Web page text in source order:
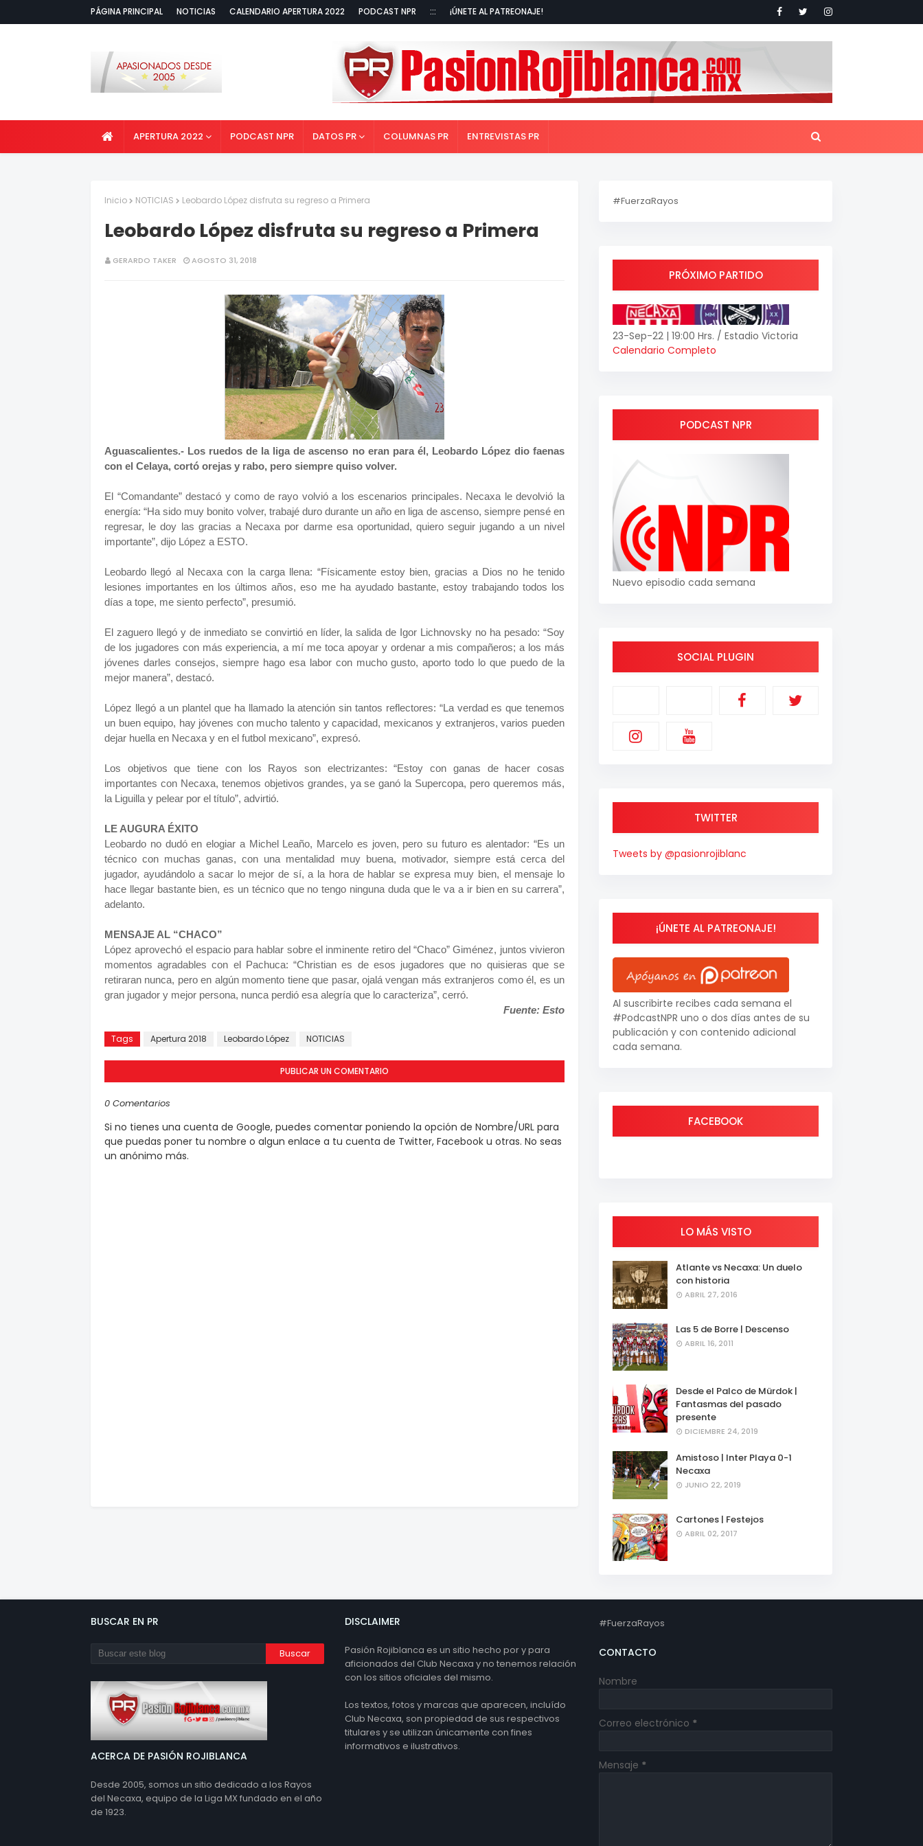
PÁGINA PRINCIPAL NOTICIAS CALENDARIO APERTURA 2022 PODCAST NPR ::: ¡ÚNETE AL PATREONAJE!
APERTURA 2022 PODCAST NPR DATOS PR COLUMNAS PR ENTREVISTAS PR
Inicio NOTICIAS Leobardo López disfruta su regreso a Primera
Leobardo López disfruta su regreso a Primera
GERARDO TAKER AGOSTO 31, 2018
Aguascalientes.- Los ruedos de la liga de ascenso no eran para él, Leobardo López dio faenas
con el Celaya, cortó orejas y rabo, pero siempre quiso volver.
El “Comandante” destacó y como de rayo volvió a los escenarios principales. Necaxa le devolvió la
energía: “Ha sido muy bonito volver, trabajé duro durante un año en liga de ascenso, siempre pensé en
regresar, le doy las gracias a Necaxa por darme esa oportunidad, quiero seguir jugando a un nivel
importante”, dijo López a ESTO.
Leobardo llegó al Necaxa con la carga llena: “Físicamente estoy bien, gracias a Dios no he tenido
lesiones importantes en los últimos años, eso me ha ayudado bastante, estoy trabajando todos los
días a tope, me siento perfecto”, presumió.
El zaguero llegó y de inmediato se convirtió en líder, la salida de Igor Lichnovsky no ha pesado: “Soy
de los jugadores con más experiencia, a mí me toca apoyar y ordenar a mis compañeros; a los más
jóvenes darles consejos, siempre hago esa labor con mucho gusto, aporto todo lo que puedo de la
mejor manera”, destacó.
López llegó a un plantel que ha llamado la atención sin tantos reflectores: “La verdad es que tenemos
un buen equipo, hay jóvenes con mucho talento y capacidad, mexicanos y extranjeros, varios pueden
dejar huella en Necaxa y en el futbol mexicano”, expresó.
Los objetivos que tiene con los Rayos son electrizantes: “Estoy con ganas de hacer cosas
importantes con Necaxa, tenemos objetivos grandes, ya se ganó la Supercopa, pero queremos más,
la Liguilla y pelear por el título”, advirtió.
LE AUGURA ÉXITO
Leobardo no dudó en elogiar a Michel Leaño, Marcelo es joven, pero su futuro es alentador: “Es un
técnico con muchas ganas, con una mentalidad muy buena, motivador, siempre está cerca del
jugador, ayudándolo a sacar lo mejor de sí, a la hora de hablar se expresa muy bien, el mensaje lo
hace llegar bastante bien, es un técnico que no tengo ninguna duda que le va a ir bien en su carrera”,
adelanto.
MENSAJE AL “CHACO”
López aprovechó el espacio para hablar sobre el inminente retiro del “Chaco” Giménez, juntos vivieron
momentos agradables con el Pachuca: “Christian es de esos jugadores que no quisieras que se
retiraran nunca, pero en algún momento tiene que pasar, ojalá vengan más extranjeros como él, es un
gran jugador y mejor persona, nunca perdió esa alegría que lo caracteriza”, cerró.
Fuente: Esto
Tags Apertura 2018 Leobardo López NOTICIAS
PUBLICAR UN COMENTARIO
0 Comentarios
Si no tienes una cuenta de Google, puedes comentar poniendo la opción de Nombre/URL para
que puedas poner tu nombre o algun enlace a tu cuenta de Twitter, Facebook u otras. No seas
un anónimo más.
#FuerzaRayos
PRÓXIMO PARTIDO
23-Sep-22 | 19:00 Hrs. / Estadio Victoria
Calendario Completo
PODCAST NPR
Nuevo episodio cada semana
SOCIAL PLUGIN
TWITTER
Tweets by @pasionrojiblanc
¡ÚNETE AL PATREONAJE!
Al suscribirte recibes cada semana el
#PodcastNPR uno o dos días antes de su
publicación y con contenido adicional
cada semana.
FACEBOOK
LO MÁS VISTO
Atlante vs Necaxa: Un duelo
con historia
ABRIL 27, 2016
Las 5 de Borre | Descenso
ABRIL 16, 2011
Desde el Palco de Mürdok |
Fantasmas del pasado
presente
DICIEMBRE 24, 2019
Amistoso | Inter Playa 0-1
Necaxa
JUNIO 22, 2019
Cartones | Festejos
ABRIL 02, 2017
BUSCAR EN PR
ACERCA DE PASIÓN ROJIBLANCA
Desde 2005, somos un sitio dedicado a los Rayos
del Necaxa, equipo de la Liga MX fundado en el año
de 1923.
DISCLAIMER
Pasión Rojiblanca es un sitio hecho por y para
aficionados del Club Necaxa y no tenemos relación
con los sitios oficiales del mismo.
Los textos, fotos y marcas que aparecen, incluído
Club Necaxa, son propiedad de sus respectivos
titulares y se utilizan únicamente con fines
informativos e ilustrativos.
#FuerzaRayos
CONTACTO
Nombre
Correo electrónico *
Mensaje *